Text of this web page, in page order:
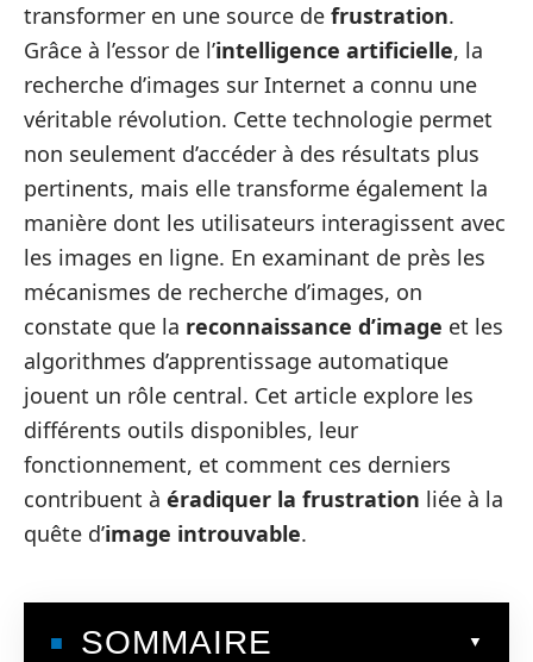
transformer en une source de frustration.
Grâce à l’essor de l’intelligence artificielle, la
recherche d’images sur Internet a connu une
véritable révolution. Cette technologie permet
non seulement d’accéder à des résultats plus
pertinents, mais elle transforme également la
manière dont les utilisateurs interagissent avec
les images en ligne. En examinant de près les
mécanismes de recherche d’images, on
constate que la reconnaissance d’image et les
algorithmes d’apprentissage automatique
jouent un rôle central. Cet article explore les
différents outils disponibles, leur
fonctionnement, et comment ces derniers
contribuent à éradiquer la frustration liée à la
quête d’image introuvable.
SOMMAIRE